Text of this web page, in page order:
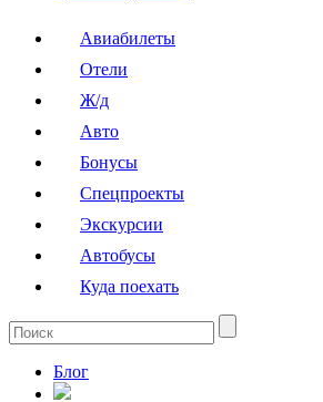
Авиабилеты
Отели
Ж/д
Авто
Бонусы
Спецпроекты
Экскурсии
Автобусы
Куда поехать
Блог